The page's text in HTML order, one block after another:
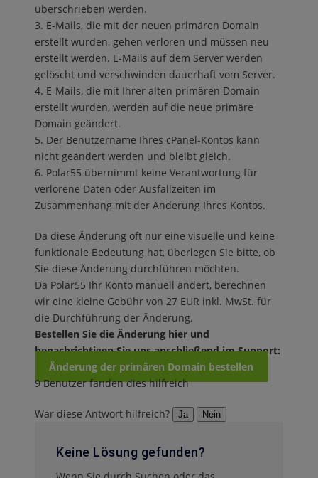
überschrieben werden.
E-Mails, die mit der neuen primären Domain
erstellt wurden, gehen verloren und müssen neu
erstellt werden. E-Mails auf dem Server werden
gelöscht und verschwinden dauerhaft vom Server.
E-Mails, die mit Ihrer alten primären Domain
erstellt wurden, werden auf die neue primäre
Domain geändert.
Der Benutzername Ihres cPanel-Kontos kann
nicht geändert werden und bleibt gleich.
Polar55 übernimmt keine Verantwortung für
verlorene Daten oder Ausfallzeiten im
Zusammenhang mit der Änderung Ihres Kontos.
Da diese Änderung oft nur eine visuelle und keine
funktionale Bedeutung hat, überlegen Sie bitte, ob
Sie diese Änderung durchführen möchten.
Da Polar55 Ihr Konto manuell ändert, berechnen
wir eine kleine Gebühr von 27 EUR inkl. MwSt. für
die Durchführung der Änderung.
Bestellen Sie die Änderung hier und
benachrichtigen Sie uns anschließend im Support:
Änderung der primären Domain bestellen
9 Benutzer fanden dies hilfreich
War diese Antwort hilfreich? Ja Nein
Keine Lösung gefunden?